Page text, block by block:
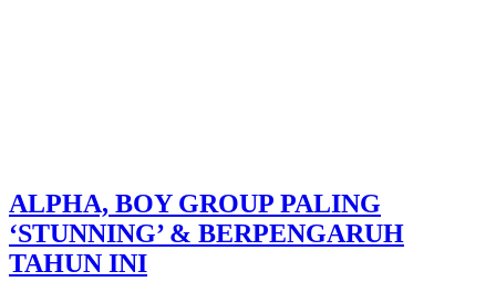
ALPHA, BOY GROUP PALING
‘STUNNING’ & BERPENGARUH
TAHUN INI